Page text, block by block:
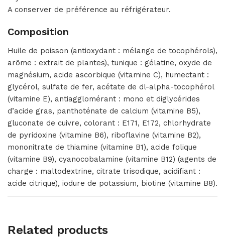
A conserver de préférence au réfrigérateur.
Composition
Huile de poisson (antioxydant : mélange de tocophérols),
arôme : extrait de plantes), tunique : gélatine, oxyde de
magnésium, acide ascorbique (vitamine C), humectant :
glycérol, sulfate de fer, acétate de dl-alpha-tocophérol
(vitamine E), antiagglomérant : mono et diglycérides
d’acide gras, panthoténate de calcium (vitamine B5),
gluconate de cuivre, colorant : E171, E172, chlorhydrate
de pyridoxine (vitamine B6), riboflavine (vitamine B2),
mononitrate de thiamine (vitamine B1), acide folique
(vitamine B9), cyanocobalamine (vitamine B12) (agents de
charge : maltodextrine, citrate trisodique, acidifiant :
acide citrique), iodure de potassium, biotine (vitamine B8).
Related products